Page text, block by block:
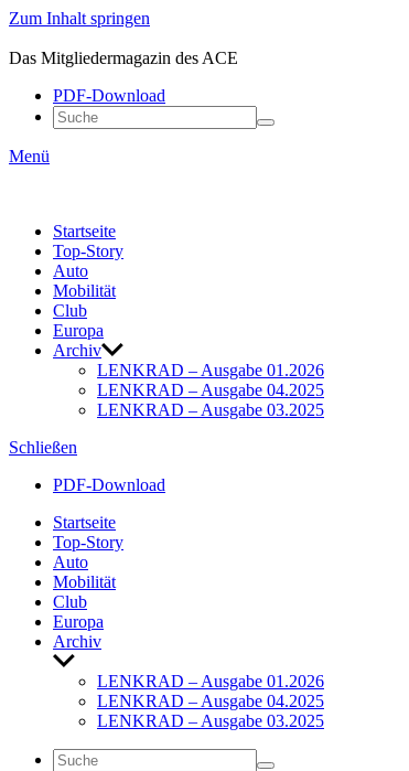
Zum Inhalt springen
LENKRAD
Das Mitgliedermagazin des ACE
PDF-Down­load
Menü
Start­seite
Top-Story
Auto
Mobi­lität
Club
Europa
Archiv
LENKRAD – Ausgabe 01.2026
LENKRAD – Ausgabe 04.2025
LENKRAD – Ausgabe 03.2025
Schließen
PDF-Down­load
Start­seite
Top-Story
Auto
Mobi­lität
Club
Europa
Archiv
Untermenü
anzeigenLENKRAD – Ausgabe 01.2026
LENKRAD – Ausgabe 04.2025
LENKRAD – Ausgabe 03.2025